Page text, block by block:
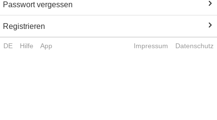
Passwort vergessen
Registrieren
DE Hilfe App Impressum Datenschutz